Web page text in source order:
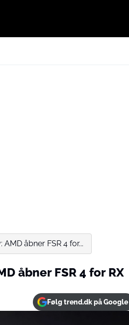
åbner FSR 4 for...
åbner FSR 4 for RX
Følg trend.dk på Google